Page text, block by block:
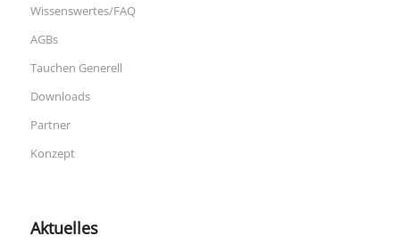
Wissenswertes/FAQ
AGBs
Tauchen Generell
Downloads
Partner
Konzept
Aktuelles